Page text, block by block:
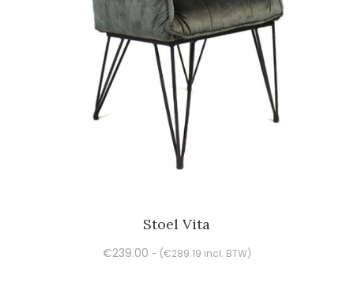
Stoel Vita
€239.00 - (€289.19 incl. BTW)